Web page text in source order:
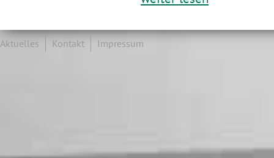
Aktuelles Kontakt Impressum